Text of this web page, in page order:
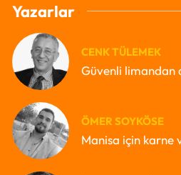
Yazarlar
CENK TÜLEMEK
Güvenli limandan
ÖMER SOYKÖSE
Manisa için karne